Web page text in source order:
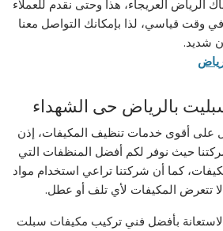
الرياض العريجاء، هذا وحتى نقدم للعملاء
وقت قياسي، لذا بإمكانك التواصل معنا
شديد.
بالرياض حى الشهداء
على أقوى خدمات تنظيف المكيفات، إذن
حيث نوفر لكم أفضل المنظفات التي
كما أن شركتنا تراعي استخدام مواد
تتعرض المكيفات لأي تلف أو عطل.
بأفضل فني تركيب مكيفات سبلت